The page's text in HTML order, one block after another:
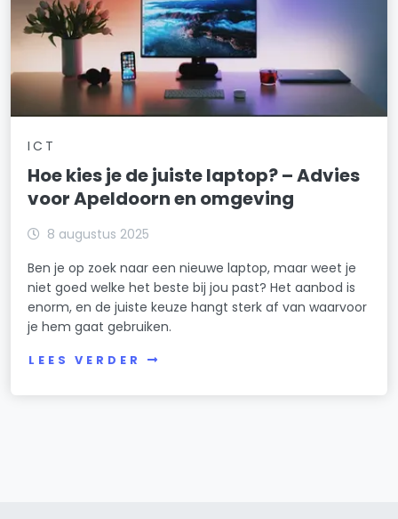
ICT
Hoe kies je de juiste laptop? – Advies
voor Apeldoorn en omgeving
8 augustus 2025
Ben je op zoek naar een nieuwe laptop, maar weet je
niet goed welke het beste bij jou past? Het aanbod is
enorm, en de juiste keuze hangt sterk af van waarvoor
je hem gaat gebruiken.
LEES VERDER